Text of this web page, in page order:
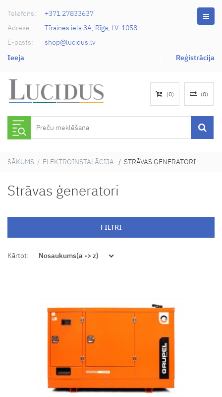
Telefons:
+371 27833637
Adrese:
Tīraines iela 3A, Rīga, LV-1058
E-pasts:
shop@lucidus.lv
Ieeja
Reģistrācija
(0) (0)
SĀKUMS / ELEKTROINSTALĀCIJA / STRĀVAS ĢENERATORI
Strāvas ģeneratori
FILTRI
Kārtot: Nosaukums(a -> z)